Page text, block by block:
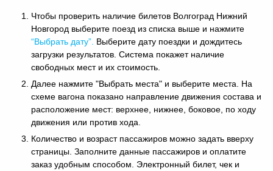
Чтобы проверить наличие билетов Волгоград Нижний
Новгород выберите поезд из списка выше и нажмите
“Выбрать дату”. Выберите дату поездки и дождитесь
загрузки результатов. Система покажет наличие
свободных мест и их стоимость.
Далее нажмите "Выбрать места" и выберите места. На
схеме вагона показано направление движения состава и
расположение мест: верхнее, нижнее, боковое, по ходу
движения или против хода.
Количество и возраст пассажиров можно задать вверху
страницы. Заполните данные пассажиров и оплатите
заказ удобным способом. Электронный билет, чек и